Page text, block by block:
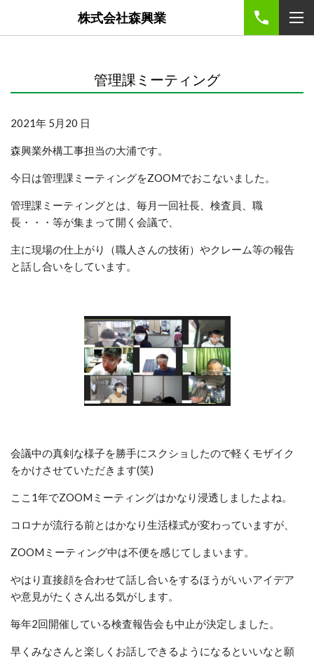
株式会社森興業
管理課ミーティング
2021年 5月20 日
森興業外構工事担当の大浦です。
今日は管理課ミーティングをZOOMでおこないました。
管理課ミーティングとは、毎月一回社長、検査員、職
長・・・等が集まって開く会議で、
主に現場の仕上がり（職人さんの技術）やクレーム等の報告
と話し合いをしています。
会議中の真剣な様子を勝手にスクショしたので軽くモザイク
をかけさせていただきます(笑)
ここ1年でZOOMミーティングはかなり浸透しましたよね。
コロナが流行る前とはかなり生活様式が変わっていますが、
ZOOMミーティング中は不便を感じてしまいます。
やはり直接顔を合わせて話し合いをするほうがいいアイデア
や意見がたくさん出る気がします。
毎年2回開催している検査報告会も中止が決定しました。
早くみなさんと楽しくお話しできるようになるといいなと願